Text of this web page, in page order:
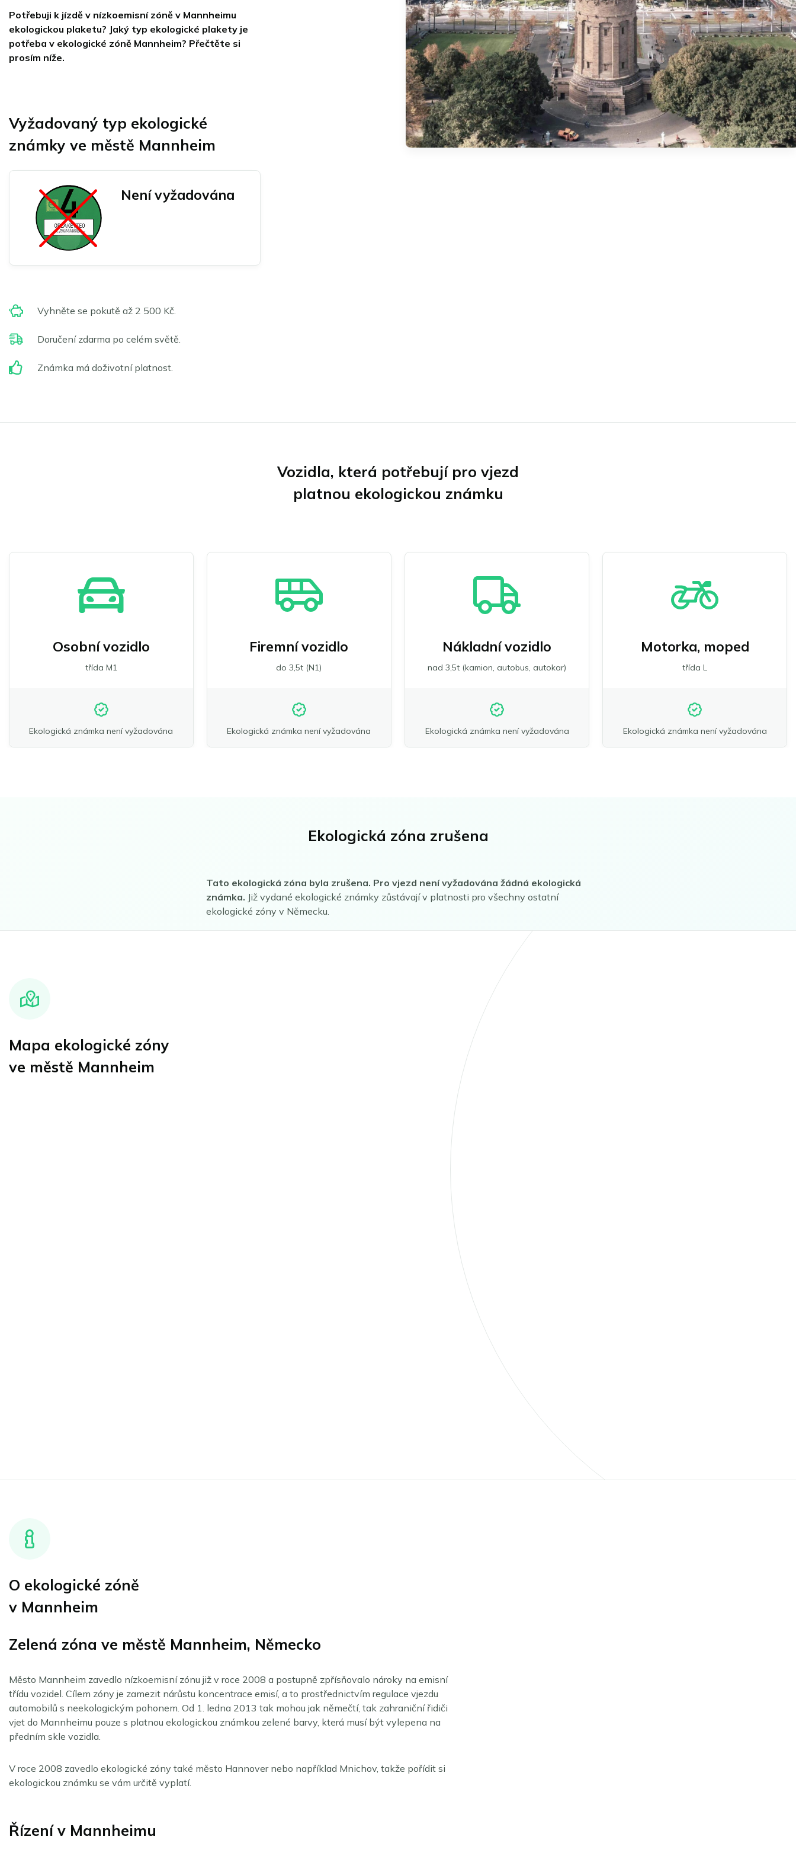
Objednat Umweltplakette
Magdeburk
Mannheim
Mnichov
Mainz a Wiesbaden
Münster
Neu-Ulm
Offenbach nad Mohanem
Osnabrück
Porúří
Řezno
Schwäbisch Gmünd
Stuttgart
Ulm
Wuppertal
Všechny německé
ekologické zóny
Norsk bokmål
Slovenčina
Magyar
Română
Português
Potřebuji k jízdě v nízkoemisní zóně v Mannheimu
ekologickou plaketu? Jaký typ ekologické plakety je
potřeba v ekologické zóně Mannheim? Přečtěte si
prosím níže.
Vyžadovaný typ ekologické
známky ve městě Mannheim
Není vyžadována
Vyhněte se pokutě až 2 500 Kč.
Doručení zdarma po celém světě.
Známka má doživotní platnost.
Vozidla, která potřebují pro vjezd
platnou ekologickou známku
Osobní vozidlo
třída M1
Ekologická známka není vyžadována
Firemní vozidlo
do 3,5t (N1)
Ekologická známka není vyžadována
Nákladní vozidlo
nad 3,5t (kamion, autobus, autokar)
Ekologická známka není vyžadována
Motorka, moped
třída L
Ekologická známka není vyžadována
Ekologická zóna zrušena
Tato ekologická zóna byla zrušena. Pro vjezd není vyžadována žádná ekologická
známka. Již vydané ekologické známky zůstávají v platnosti pro všechny ostatní
ekologické zóny v Německu.
Mapa ekologické zóny
ve městě Mannheim
O ekologické zóně
v Mannheim
Zelená zóna ve městě Mannheim, Německo
Město Mannheim zavedlo nízkoemisní zónu již v roce 2008 a postupně zpřísňovalo nároky na emisní
třídu vozidel. Cílem zóny je zamezit nárůstu koncentrace emisí, a to prostřednictvím regulace vjezdu
automobilů s neekologickým pohonem. Od 1. ledna 2013 tak mohou jak němečtí, tak zahraniční řidiči
vjet do Mannheimu pouze s platnou ekologickou známkou zelené barvy, která musí být vylepena na
předním skle vozidla.
V roce 2008 zavedlo ekologické zóny také město Hannover nebo například Mnichov, takže pořídit si
ekologickou známku se vám určitě vyplatí.
Řízení v Mannheimu